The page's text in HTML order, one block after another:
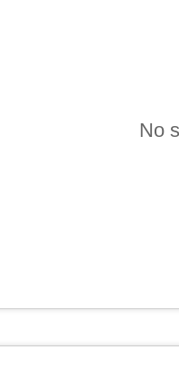
No